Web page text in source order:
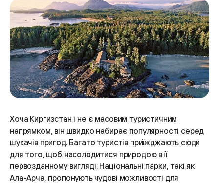
Хоча Киргизстан і не є масовим туристичним
напрямком, він швидко набирає популярності серед
шукачів пригод. Багато туристів приїжджають сюди
для того, щоб насолодитися природою в її
первозданному вигляді. Національні парки, такі як
Ала-Арча, пропонують чудові можливості для